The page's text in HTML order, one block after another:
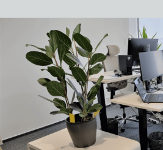
Držiaky na PC
Držiaky na monitor
Kolieska
Organizácia kabeláže
Stojany na monitor - Riser
Galéria
O nás
Kontakt